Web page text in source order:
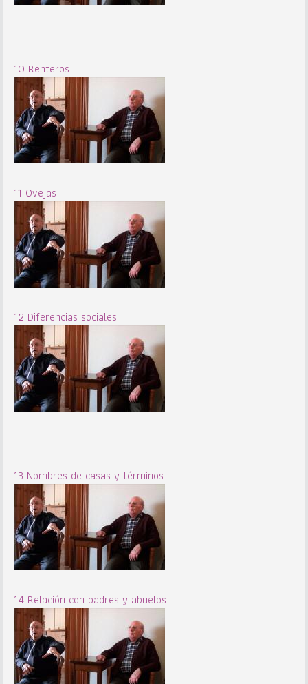
10 Renteros
11 Ovejas
12 Diferencias sociales
13 Nombres de casas y términos
14 Relación con padres y abuelos